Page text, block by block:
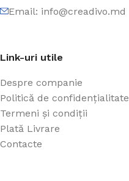
Email: info@creadivo.md
Link-uri utile
Despre companie
Politică de confidențialitate
Termeni și condiții
Plată Livrare
Contacte